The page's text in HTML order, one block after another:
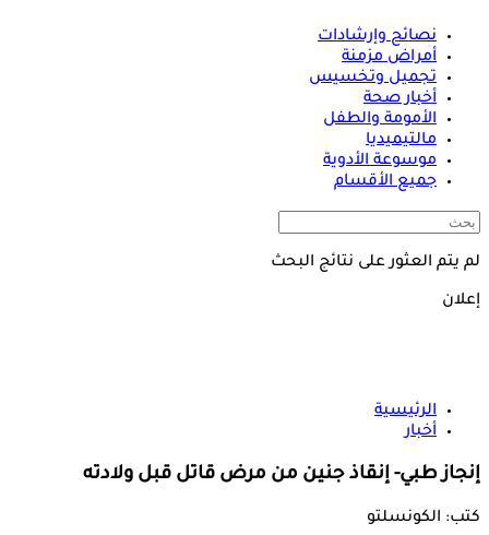
نصائح وإرشادات
أمراض مزمنة
تجميل وتخسيس
أخبار صحة
الأمومة والطفل
مالتيميديا
موسوعة الأدوية
جميع الأقسام
لم يتم العثور على نتائج البحث
إعلان
الرئيسية
أخبار
إنجاز طبي- إنقاذ جنين من مرض قاتل قبل ولادته
كتب: الكونسلتو